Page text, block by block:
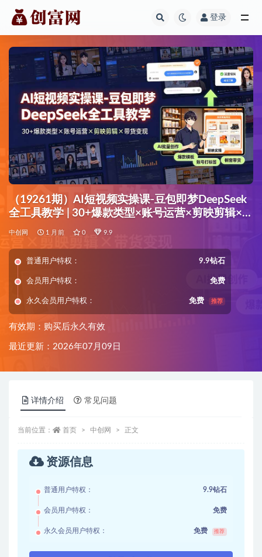
登录
（19261期）AI短视频实操课-豆包即梦DeepSeek
全工具教学 | 30+爆款类型×账号运营×剪映剪辑×带
货变现。
中创网 1 月前 0 9.9
普通用户特权： 9.9钻石
会员用户特权： 免费
永久会员用户特权： 免费 推荐
有效期：购买后永久有效
最近更新：2026年07月09日
详情介绍 常见问题
当前位置： 首页 中创网 正文
资源信息
普通用户特权： 9.9钻石
会员用户特权： 免费
永久会员用户特权： 免费 推荐